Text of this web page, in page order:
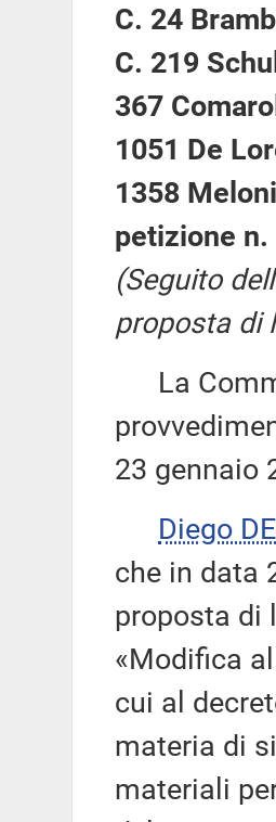
C. 24
C. 219
367
1051 De
1358
petizione
(Seguito
proposta di
La
23 gennaio
Diego
che in data
proposta di
«Modifica
cui al
materia di
materiali